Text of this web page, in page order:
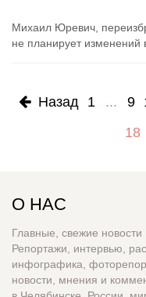
Михаил Юревич,
не планирует изменений
Назад 1 ... 9
18
О НАС
Главные, свежие
Репортажи, интервью,
инфографика,
новости, мнения и